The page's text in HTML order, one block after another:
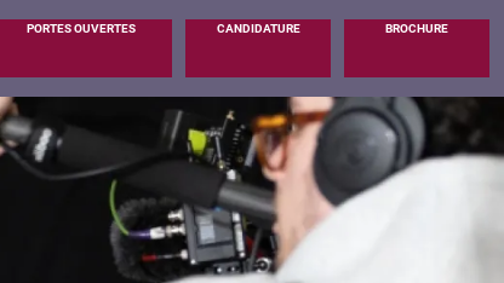
PORTES OUVERTES CANDIDATURE BROCHURE